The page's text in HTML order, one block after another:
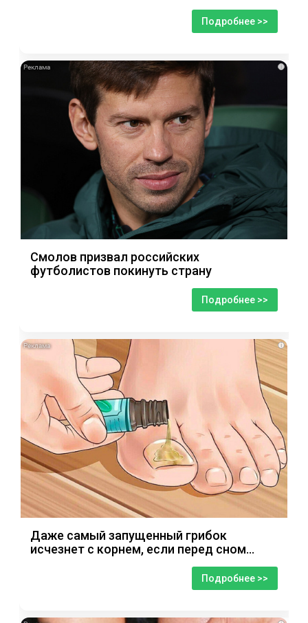
Подробнее >>
i
Смолов призвал российских
футболистов покинуть страну
Подробнее >>
i
Даже самый запущенный грибок
исчезнет с корнем, если перед сном…
Подробнее >>